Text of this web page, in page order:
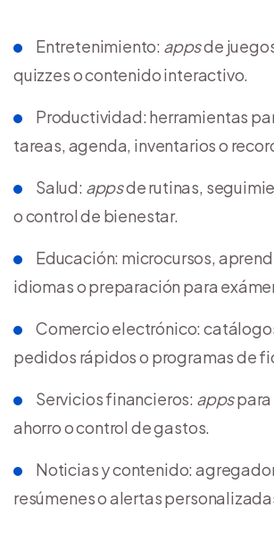
Entretenimiento: appsde
quizzes o contenido interactivo.
Productividad: herramientas
tareas, agenda, inventarios o
Salud: appsde rutinas,
o control de bienestar.
Educación: microcursos,
idiomas o preparación para
Comercio electrónico:
pedidos rápidos o programas de
Servicios financieros: appspara
ahorro o control de gastos.
Noticias y contenido:
resúmenes o alertas